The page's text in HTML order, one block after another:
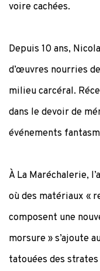
voire cachées.
Depuis 10 ans,
d’œuvres nourries
milieu carcéral.
dans le devoir de
événements
À La Maréchalerie,
où des matériaux «
composent une
morsure » s’ajoute
tatouées des